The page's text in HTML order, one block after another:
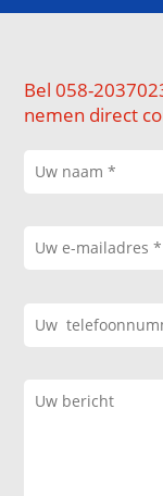
Bel 058-
nemen direct